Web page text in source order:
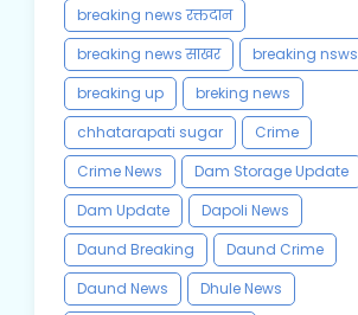
breaking news रक्तदान
breaking news साखर
breaking nsws
breaking up
breking news
chhatarapati sugar
Crime
Crime News
Dam Storage Update
Dam Update
Dapoli News
Daund Breaking
Daund Crime
Daund News
Dhule News